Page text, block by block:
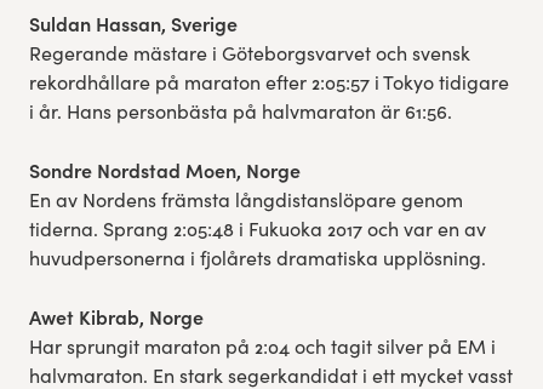
Suldan Hassan, Sverige
Regerande mästare i Göteborgsvarvet och svensk
rekordhållare på maraton efter 2:05:57 i Tokyo tidigare
i år. Hans personbästa på halvmaraton är 61:56.
Sondre Nordstad Moen, Norge
En av Nordens främsta långdistanslöpare genom
tiderna. Sprang 2:05:48 i Fukuoka 2017 och var en av
huvudpersonerna i fjolårets dramatiska upplösning.
Awet Kibrab, Norge
Har sprungit maraton på 2:04 och tagit silver på EM i
halvmaraton. En stark segerkandidat i ett mycket vasst